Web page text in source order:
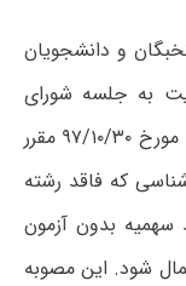
و دانشجویان
به جلسه شورای
هدایت استعدادهای درخشان وزارت متبوع مورخ ۹۷/۱۰/۳۰ مقرر
که فاقد رشته
سهمیه بدون آزمون
اعمال شود. این مصوبه